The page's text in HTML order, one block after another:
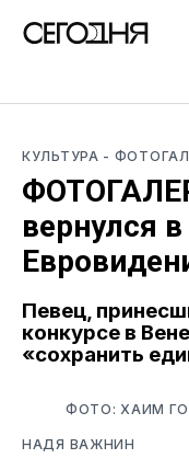
КУЛЬТУРА -
вернулся
Певец,
конкурсе в
«сохранить
ФОТО: ХАИМ
НАДЯ ВАЖНИН